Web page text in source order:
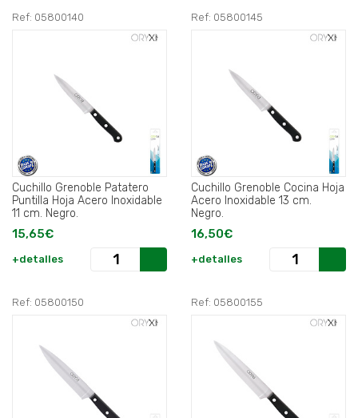
Ref: 05800140
Cuchillo Grenoble Patatero
Puntilla Hoja Acero Inoxidable
11 cm. Negro.
15,65€
+detalles
Ref: 05800145
Cuchillo Grenoble Cocina Hoja
Acero Inoxidable 13 cm.
Negro.
16,50€
+detalles
Ref: 05800150 Ref: 05800155